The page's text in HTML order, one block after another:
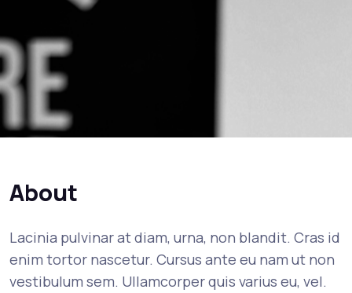
About
Lacinia pulvinar at diam, urna, non blandit. Cras id
enim tortor nascetur. Cursus ante eu nam ut non
vestibulum sem. Ullamcorper quis varius eu, vel.